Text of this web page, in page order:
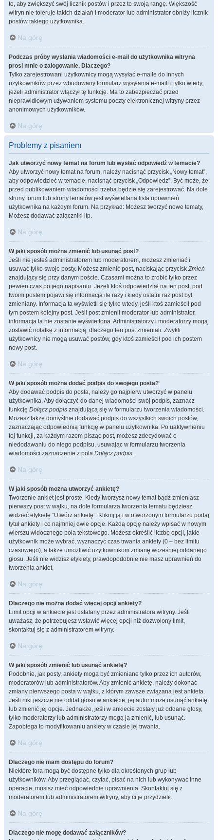
to, aby zwiększyć swój licznik postów i przez to swoją rangę. Większość
witryn nie toleruje takich działań i moderator lub administrator obniży licznik
postów takiego użytkownika.
Na górę
Podczas próby wysłania wiadomości e-mail do użytkownika witryna
prosi mnie o zalogowanie. Dlaczego?
Tylko zarejestrowani użytkownicy mogą wysyłać e-maile do innych
użytkowników przez wbudowany formularz wysyłania e-maili i tylko wtedy,
jeżeli administrator włączył tę funkcję. Ma to zabezpieczać przed
nieprawidłowym używaniem systemu poczty elektronicznej witryny przez
anonimowych użytkowników.
Na górę
Problemy z pisaniem
Jak utworzyć nowy temat na forum lub wysłać odpowiedź w temacie?
Aby utworzyć nowy temat na forum, należy nacisnąć przycisk „Nowy temat”,
aby odpowiedzieć w temacie, nacisnąć przycisk „Odpowiedz”. Być może, że
przed publikowaniem wiadomości trzeba będzie się zarejestrować. Na dole
strony forum lub strony tematów jest wyświetlana lista uprawnień
użytkownika na każdym forum. Na przykład: Możesz tworzyć nowe tematy,
Możesz dodawać załączniki itp.
Na górę
W jaki sposób można zmienić lub usunąć post?
Jeśli nie jesteś administratorem lub moderatorem, możesz zmieniać i
usuwać tylko swoje posty. Możesz zmienić post, naciskając przyciskZmień
znajdujący się przy danym poście. Czasami można to zrobić tylko przez
pewien czas po jego napisaniu. Jeżeli ktoś odpowiedział na ten post, pod
twoim postem pojawi się informacja ile razy i kiedy ostatni raz post był
zmieniany. Informacja ta wyświetli się tylko wtedy, jeśli ktoś zamieścił pod
tym postem kolejny post. Jeśli post zmienił moderator lub administrator,
informacja ta nie zostanie wyświetlona. Administratorzy i moderatorzy mogą
zostawić notatkę z informacją, dlaczego ten post zmieniali. Zwykli
użytkownicy nie mogą usuwać postów, gdy ktoś zamieścił pod ich postem
nowy post.
Na górę
W jaki sposób można dodać podpis do swojego posta?
Aby dodawać podpis do posta, należy go najpierw utworzyć w panelu
użytkownika. Aby dołączyć do danej wiadomości swój podpis, zaznacz
funkcję Dołącz podpis znajdującą się w formularzu tworzenia wiadomości.
Możesz także domyślnie dodawać podpis do wszystkich swoich postów,
zaznaczając odpowiednią funkcję w panelu użytkownika. Po uaktywnieniu
tej funkcji, za każdym razem pisząc post, możesz zdecydować o
niedodawaniu do niego podpisu, usuwając w formularzu tworzenia
wiadomości zaznaczenie z pola Dołącz podpis.
Na górę
W jaki sposób można utworzyć ankietę?
Tworzenie ankiet jest proste. Kiedy tworzysz nowy temat bądź zmieniasz
pierwszy post w wątku, na dole formularza tworzenia tematu będziesz
widzieć etykietę “Utwórz ankietę”. Kliknij ją i w otworzonym formularzu podaj
tytuł ankiety i co najmniej dwie opcje. Każdą opcję należy wpisać w nowym
wierszu widocznego pola tekstowego. Możesz określić liczbę opcji, jakie
użytkownik może wybrać, wyznaczyć czas trwania ankiety (0 – bez limitu
czasowego), a także umożliwić użytkownikom zmianę wcześniej oddanego
głosu. Jeśli nie widzisz etykiety, prawdopodobnie nie masz uprawnień do
tworzenia ankiet.
Na górę
Dlaczego nie można dodać więcej opcji ankiety?
Limit opcji w ankiecie jest ustalany przez administratora witryny. Jeśli
uważasz, że potrzebujesz wstawić więcej opcji niż dozwolony limit,
skontaktuj się z administratorem witryny.
Na górę
W jaki sposób zmienić lub usunąć ankietę?
Podobnie, jak posty, ankiety mogą być zmieniane tylko przez ich autorów,
moderatorów lub administratorów. Aby zmienić ankietę, należy dokonać
zmiany pierwszego posta w wątku, z którym zawsze związana jest ankieta.
Jeśli nikt jeszcze nie oddał głosu w ankiecie, jej autor może usunąć ankietę
lub zmienić jej opcje. Jednakże, jeśli w ankiecie zostały już oddane głosy,
tylko moderatorzy lub administratorzy mogą ją zmienić, lub usunąć.
Zapobiega to modyfikowaniu ankiety w czasie jej trwania.
Na górę
Dlaczego nie mam dostępu do forum?
Niektóre fora mogą być dostępne tylko dla określonych grup lub
użytkowników. Aby przeglądać, czytać, pisać na nich lub wykonywać inne
operacje, musisz mieć odpowiednie uprawnienia. Skontaktuj się z
moderatorem lub administratorem witryny, aby ci je przydzielił.
Na górę
Dlaczego nie mogę dodawać załączników?